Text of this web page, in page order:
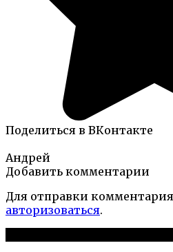
Поделиться в ВКонтакте
Андрей
Добавить комментарии
Для отправки
авторизоваться.